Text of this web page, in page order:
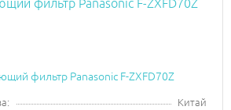
фильтр Panasonic F-ZXFD70Z
Китай